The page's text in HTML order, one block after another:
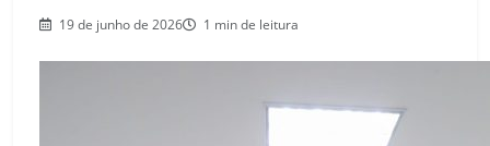
19 de junho de 2026 1 min de leitura